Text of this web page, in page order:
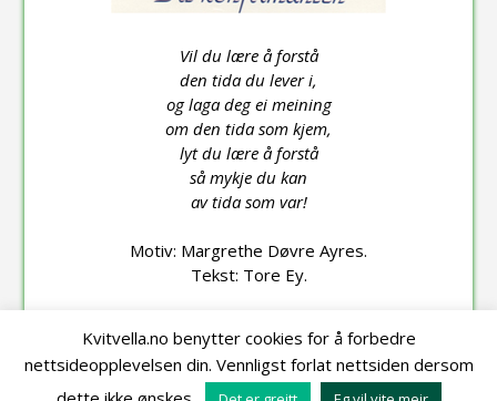
Vil du lære å forstå
den tida du lever i,
og laga deg ei meining
om den tida som kjem,
lyt du lære å forstå
så mykje du kan
av tida som var!
Motiv: Margrethe Døvre Ayres.
Tekst: Tore Ey.
Utvikla avOrmstad Multimedia for Kvitvella Forlag © 2021
Kvitvella.no benytter cookies for å forbedre
nettsideopplevelsen din. Vennligst forlat nettsiden dersom